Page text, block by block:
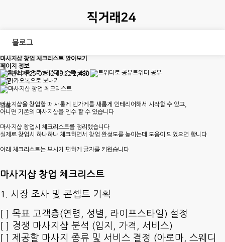
블로그
페이스북 공유 트위터 공유
목록
마사지샵 창업 체크리스트 알아보기
페이지 정보
최고관리자 25-07-12 09:222,480 0
본문
마사지샵을 창업할 때 새롭게 빈가게를 새롭게 인테리어해서 시작할 수 있고,
아니면 기존의 마사지샵을 인수 할 수 있습니다
마사지샵 창업시 체크리스트를 정리했습니다
실제로 창업시 하나하나 체크하면서 창업 완성도를 높이는데 도움이 되었으면 합니다
아래 체크리스트는 보시기 편하게 글자를 키웠습니다
마사지샵 창업 체크리스트
1. 시장 조사 및 콘셉트 기획
[ ] 목표 고객층(연령, 성별, 라이프스타일) 설정
[ ] 경쟁 마사지샵 분석 (입지, 가격, 서비스)
[ ] 제공할 마사지 종류 및 서비스 결정 (아로마, 스웨디